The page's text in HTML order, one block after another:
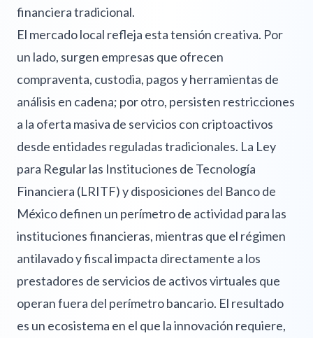
financiera tradicional.
El mercado local refleja esta tensión creativa. Por
un lado, surgen empresas que ofrecen
compraventa, custodia, pagos y herramientas de
análisis en cadena; por otro, persisten restricciones
a la oferta masiva de servicios con criptoactivos
desde entidades reguladas tradicionales. La Ley
para Regular las Instituciones de Tecnología
Financiera (LRITF) y disposiciones del Banco de
México definen un perímetro de actividad para las
instituciones financieras, mientras que el régimen
antilavado y fiscal impacta directamente a los
prestadores de servicios de activos virtuales que
operan fuera del perímetro bancario. El resultado
es un ecosistema en el que la innovación requiere,